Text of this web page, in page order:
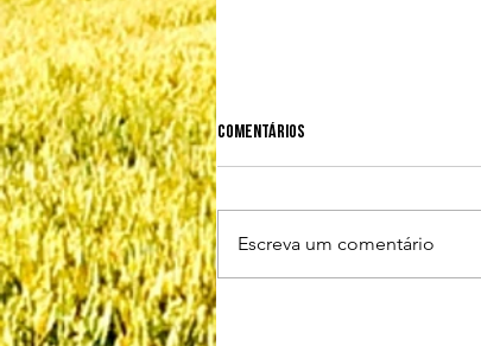
Biosseguridade: 7º, 8º e 9º elos
Comentários
Escreva um comentário